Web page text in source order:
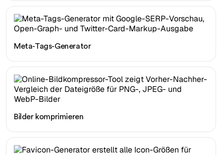
Meta-Tags-Generator
Bilder komprimieren